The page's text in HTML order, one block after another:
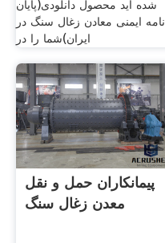
شده اید محصول دانلودی(پایان
نامه ایمنی معادن زغال سنگ در
ایران)شما را در
پیمانکاران حمل و نقل
معدن زغال سنگ